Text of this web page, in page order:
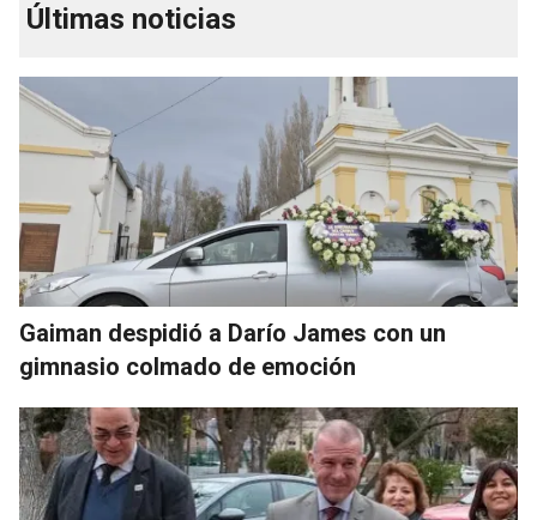
Últimas noticias
Gaiman despidió a Darío James con un
gimnasio colmado de emoción